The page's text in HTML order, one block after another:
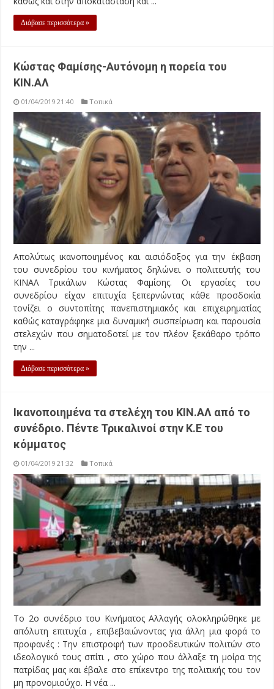
Διάβασε περισσότερα »
Κώστας Φαμίσης-Αυτόνομη η πορεία του
ΚΙΝ.ΑΛ
01/04/2019 21:40 Τοπικά
Απολύτως ικανοποιημένος και αισιόδοξος για την έκβαση
του συνεδρίου του κινήματος δηλώνει ο πολιτευτής του
ΚΙΝΑΛ Τρικάλων Κώστας Φαμίσης. Οι εργασίες του
συνεδρίου είχαν επιτυχία ξεπερνώντας κάθε προσδοκία
τονίζει ο συντοπίτης πανεπιστημιακός και επιχειρηματίας
καθώς καταγράφηκε μια δυναμική συσπείρωση και παρουσία
στελεχών που σηματοδοτεί με τον πλέον ξεκάθαρο τρόπο
την ...
Διάβασε περισσότερα »
Ικανοποιημένα τα στελέχη του ΚΙΝ.ΑΛ από το
συνέδριο. Πέντε Τρικαλινοί στην Κ.Ε του
κόμματος
01/04/2019 21:32 Τοπικά
Το 2ο συνέδριο του Κινήματος Αλλαγής ολοκληρώθηκε με
απόλυτη επιτυχία , επιβεβαιώνοντας για άλλη μια φορά το
προφανές : Την επιστροφή των προοδευτικών πολιτών στο
ιδεολογικό τους σπίτι , στο χώρο που άλλαξε τη μοίρα της
πατρίδας μας και έβαλε στο επίκεντρο της πολιτικής του τον
μη προνομιούχο. Η νέα ...